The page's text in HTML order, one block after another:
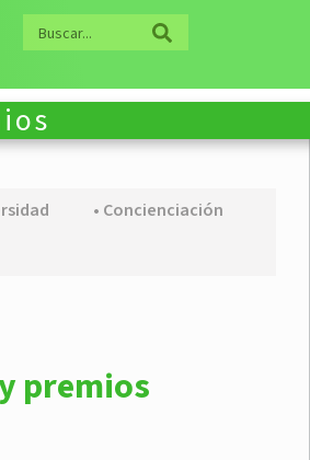
• Concienciación
premios